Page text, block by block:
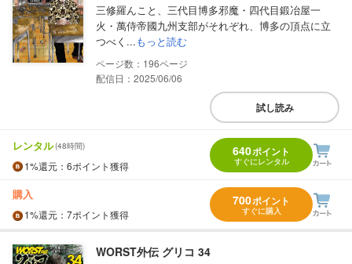
三修羅んこと、三代目博多邪魔・四代目鍛冶屋一
火・萬侍帝國九州支部がそれぞれ、博多の頂点に立
つべく...もっと読む
196
配信日：2025/06/06
試し読み
レンタル(48時間)
1%還元 ：6ポイント獲得
640ポイント
すぐにレンタル
購入
1%還元 ：7ポイント獲得
700ポイント
すぐに購入
WORST外伝 グリコ 34